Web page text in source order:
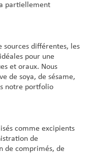
partiellement
sources différentes, les
pour une
et oraux. Nous
de soya, de sésame,
notre portfolio
comme excipients
de
de comprimés, de